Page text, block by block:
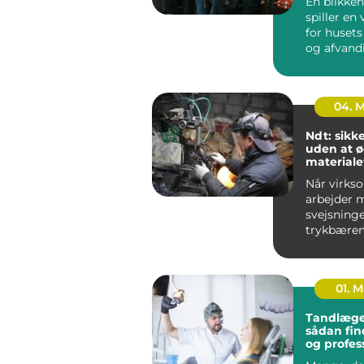
spiller en
for
og
04.
Ndt:
uden at
Når
arbejder
fe...
01.
sådan
og